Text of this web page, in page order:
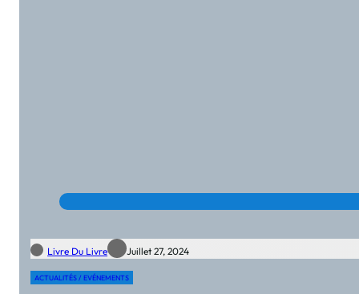
Livre Du Livre Juillet 27, 2024
ACTUALITÉS / EVÉNEMENTS